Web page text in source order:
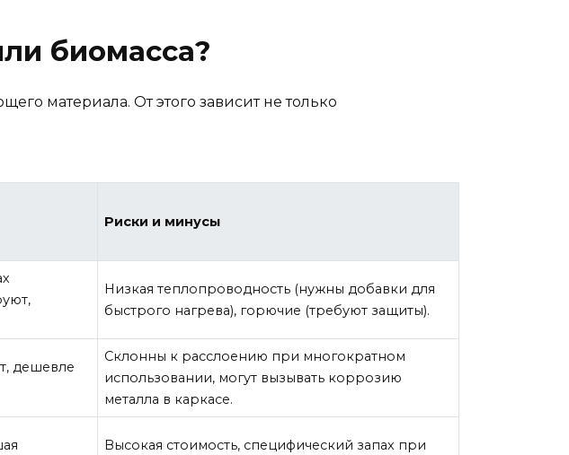
биомасса?
материала. От этого зависит не только
Риски и минусы
Низкая теплопроводность (нужны добавки для
быстрого нагрева), горючие (требуют защиты).
дешевле
Склонны к расслоению при многократном
использовании, могут вызывать коррозию
металла в каркасе.
Высокая стоимость, специфический запах при